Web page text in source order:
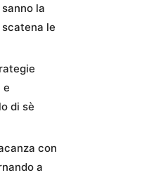
sanno la
le
e
di sè
con
a